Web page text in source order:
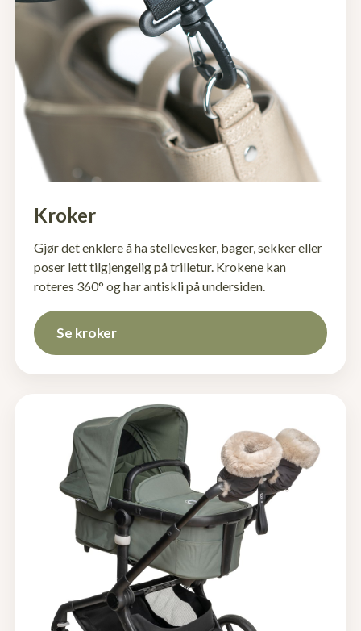
Kroker
Gjør det enklere å ha stellevesker, bager, sekker eller
poser lett tilgjengelig på trilletur. Krokene kan
roteres 360° og har antiskli på undersiden.
Se kroker